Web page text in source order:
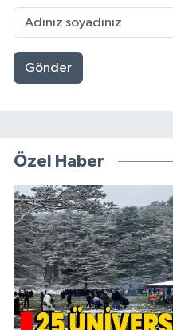
Gönder
Özel Haber